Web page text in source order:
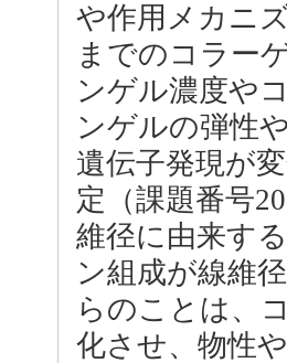
や作用メカニ
までのコラー
ンゲル濃度や
ンゲルの弾性
遺伝子発現が
定（課題番号
維径に由来す
ン組成が線維
らのことは、
化させ、物性